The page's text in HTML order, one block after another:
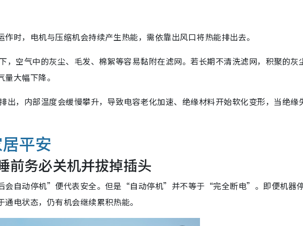
作时，电机与压缩机会持续产生热能，需依靠出风口将热能排出去。
，空气中的灰尘、毛发、棉絮等容易黏附在滤网。若长期不清洗滤网， 积聚的灰
大幅下降。
出，内部温度会缓慢攀升，导致电容老化加速、绝缘材料开始软化变形，当绝缘
平安
前务必关机并拔掉插头
会自动停机”便代表安全。但是“自动停机”并不等于“完全断电”。即便机器
电状态，仍有机会继续累积热能。